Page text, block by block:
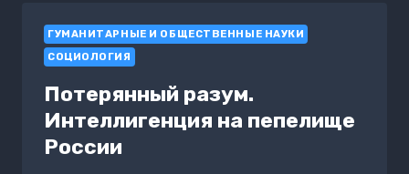
ГУМАНИТАРНЫЕ И ОБЩЕСТВЕННЫЕ НАУКИ
СОЦИОЛОГИЯ
Потерянный разум.
Интеллигенция на пепелище
России